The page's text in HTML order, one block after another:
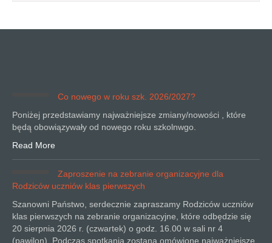
Co nowego w roku szk. 2026/2027?
Poniżej przedstawiamy najważniejsze zmiany/nowości , które
będą obowiązywały od nowego roku szkolnwgo.
Read More
Zaproszenie na zebranie organizacyjne dla
Rodziców uczniów klas pierwszych
Szanowni Państwo, serdecznie zapraszamy Rodziców uczniów
klas pierwszych na zebranie organizacyjne, które odbędzie się
20 sierpnia 2026 r. (czwartek) o godz. 16.00 w sali nr 4
(pawilon). Podczas spotkania zostaną omówione najważniejsze